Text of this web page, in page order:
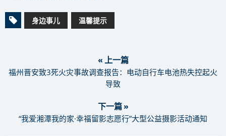
身边事儿 温馨提示
« 上一篇
福州晋安致3死火灾事故调查报告：电动自行车电池热失控起火
导致
下一篇 »
“我爱湘潭我的家·幸福留影志愿行”大型公益摄影活动通知